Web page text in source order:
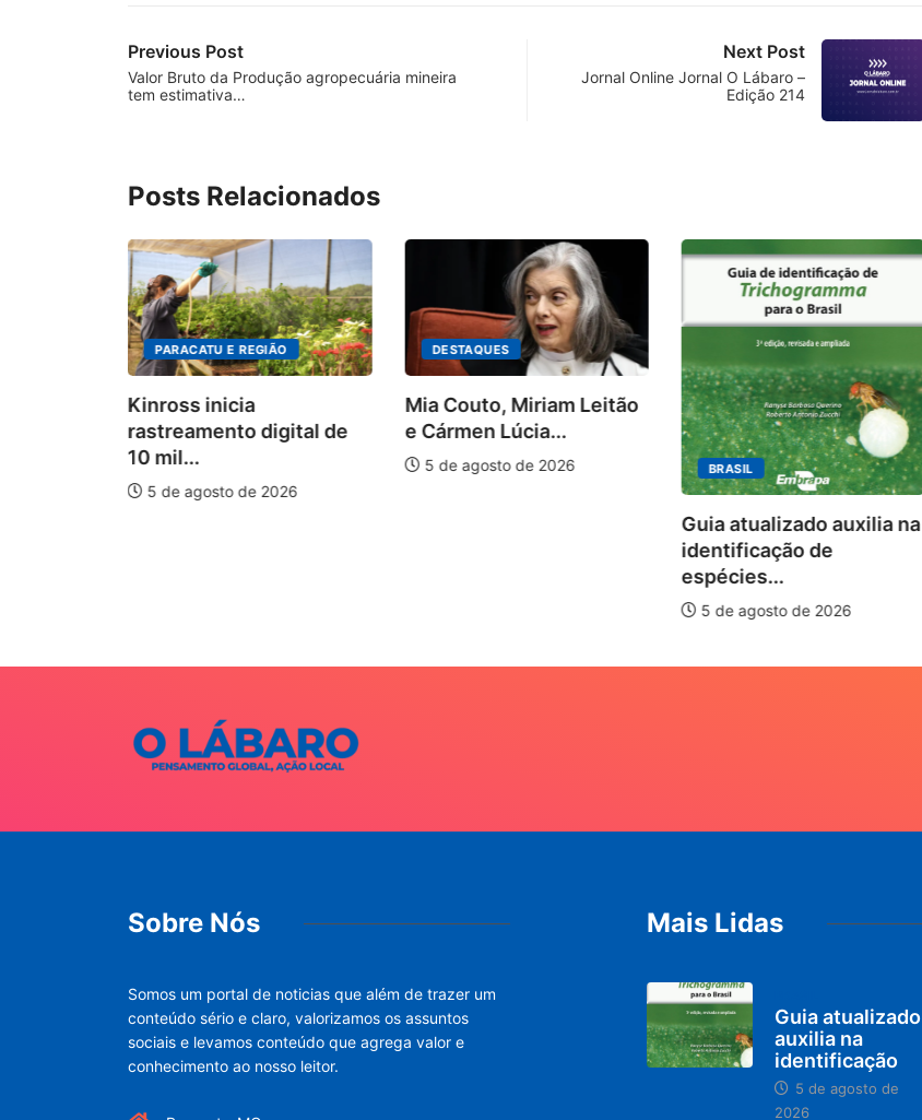
Previous Post
Valor Bruto da Produção agropecuária mineira
tem estimativa…
Next Post
Jornal Online Jornal O Lábaro –
Edição 214
Posts Relacionados
PARACATU E REGIÃO
Kinross inicia
rastreamento digital de
10 mil...
5 de agosto de 2026
DESTAQUES
Mia Couto, Miriam Leitão
e Cármen Lúcia...
5 de agosto de 2026 BRASIL
Guia atualizado auxilia na
identificação de
espécies...
5 de agosto de 2026
Sobre Nós
Somos um portal de noticias que além de trazer um
conteúdo sério e claro, valorizamos os assuntos
sociais e levamos conteúdo que agrega valor e
conhecimento ao nosso leitor.
Mais Lidas
Guia atualizado
auxilia na
identificação
5 de agosto de
2026